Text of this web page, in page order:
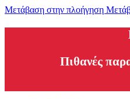
Μετάβαση στην πλοήγηση
Πιθανές